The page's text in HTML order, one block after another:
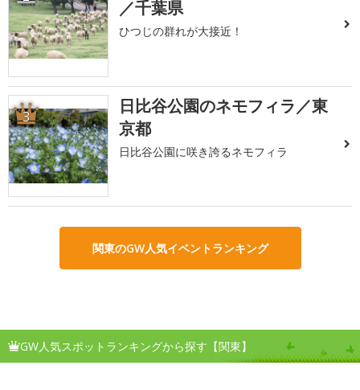
／千葉県
ひつじの群れが大接近！
3
日比谷公園のネモフィラ／東
京都
日比谷公園に咲き誇るネモフィラ
関東のGW人気イベントランキング
GW人気スポットランキングから探す【関東】